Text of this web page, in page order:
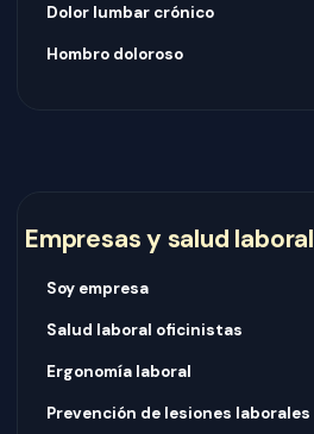
Dolor lumbar crónico
Hombro doloroso
Empresas y salud laboral
Soy empresa
Salud laboral oficinistas
Ergonomía laboral
Prevención de lesiones laborales